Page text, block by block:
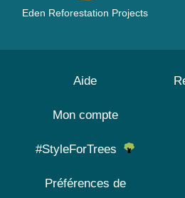
Eden Reforestation Projects
Aide
Mon compte
#StyleForTrees
Préférences de